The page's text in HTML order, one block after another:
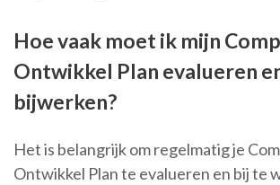
Hoe vaak moet ik mijn
Ontwikkel Plan evalueren
bijwerken?
Het is belangrijk om regelmatig je
Ontwikkel Plan te evalueren en bij te